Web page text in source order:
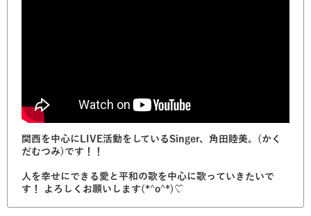
関西を中心にLIVE活動をしているSinger、角田睦美。(かく
だむつみ)です！！
人を幸せにできる愛と平和の歌を中心に歌っていきたいで
す！ よろしくお願いします(*^o^*)♡